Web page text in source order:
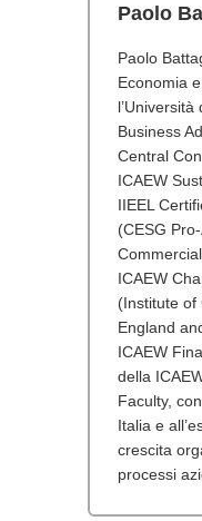
Paolo
Paolo
Economia
Business
Central
ICAEW
IIEEL
(CESG
ICAEW
(Institute of
England
ICAEW
della
Faculty,
Italia e
crescita
processi